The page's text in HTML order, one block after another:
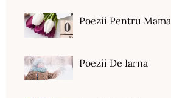
Poezii Pentru Mama
Poezii De Iarna